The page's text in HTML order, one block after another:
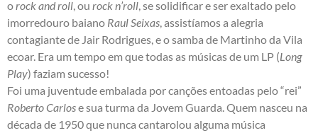
orock and roll, ou rock n’roll, se solidificar e ser exaltado pelo
imorredouro baiano Raul Seixas, assistíamos a alegria
contagiante de Jair Rodrigues, e o samba de Martinho da Vila
ecoar. Era um tempo em que todas as músicas de um LP (Long
Play) faziam sucesso!
Foi uma juventude embalada por canções entoadas pelo “rei”
Roberto Carlose sua turma da Jovem Guarda. Quem nasceu na
década de 1950 que nunca cantarolou alguma música